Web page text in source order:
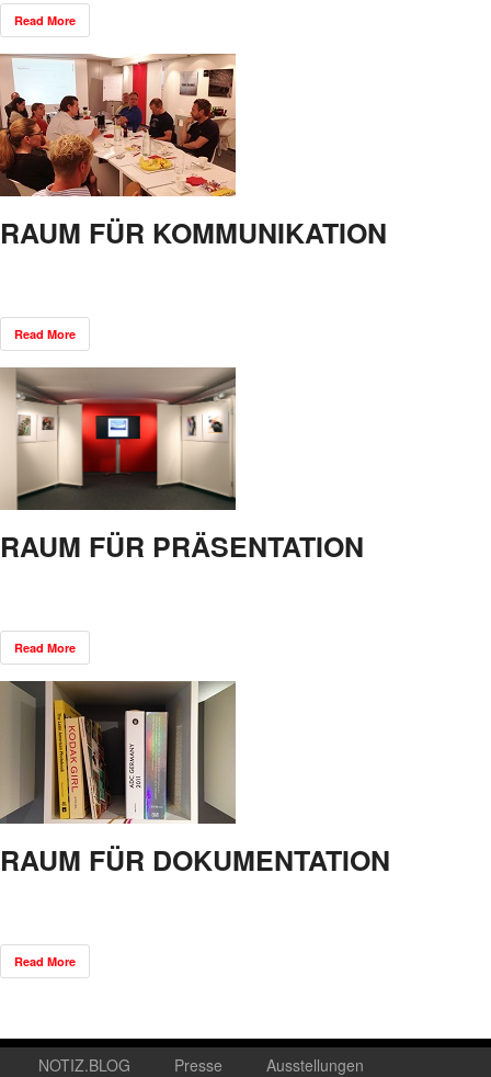
Read More
RAUM FÜR KOMMUNIKATION
Read More
RAUM FÜR PRÄSENTATION
Read More
RAUM FÜR DOKUMENTATION
Read More
NOTIZ.BLOG Presse Ausstellungen